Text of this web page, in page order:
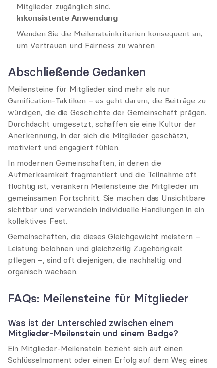
Mitglieder zugänglich sind.
Inkonsistente Anwendung
Wenden Sie die Meilensteinkriterien konsequent an,
um Vertrauen und Fairness zu wahren.
Abschließende Gedanken
Meilensteine für Mitglieder sind mehr als nur
Gamification-Taktiken – es geht darum, die Beiträge zu
würdigen, die die Geschichte der Gemeinschaft prägen.
Durchdacht umgesetzt, schaffen sie eine Kultur der
Anerkennung, in der sich die Mitglieder geschätzt,
motiviert und engagiert fühlen.
In modernen Gemeinschaften, in denen die
Aufmerksamkeit fragmentiert und die Teilnahme oft
flüchtig ist, verankern Meilensteine die Mitglieder im
gemeinsamen Fortschritt. Sie machen das Unsichtbare
sichtbar und verwandeln individuelle Handlungen in ein
kollektives Fest.
Gemeinschaften, die dieses Gleichgewicht meistern –
Leistung belohnen und gleichzeitig Zugehörigkeit
pflegen –, sind oft diejenigen, die nachhaltig und
organisch wachsen.
FAQs: Meilensteine für Mitglieder
Was ist der Unterschied zwischen einem
Mitglieder-Meilenstein und einem Badge?
Ein Mitglieder-Meilenstein bezieht sich auf einen
Schlüsselmoment oder einen Erfolg auf dem Weg eines